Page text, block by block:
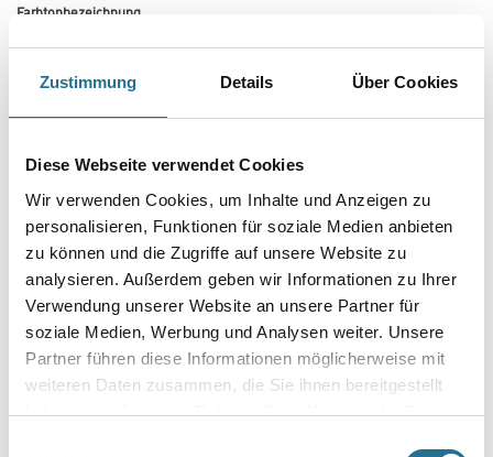
Zustimmung Details Über Cookies
Diese Webseite verwendet Cookies
Wir verwenden Cookies, um Inhalte und Anzeigen zu
personalisieren, Funktionen für soziale Medien anbieten
zu können und die Zugriffe auf unsere Website zu
analysieren. Außerdem geben wir Informationen zu Ihrer
Verwendung unserer Website an unsere Partner für
soziale Medien, Werbung und Analysen weiter. Unsere
Partner führen diese Informationen möglicherweise mit
weiteren Daten zusammen, die Sie ihnen bereitgestellt
haben oder die sie im Rahmen Ihrer Nutzung der Dienste
Farbtonbezeichnung
Umrechnungsfaktoren